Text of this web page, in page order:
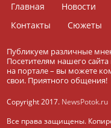
Главная Новости
Контакты
Сюжеты
Публикуем различные
Посетителям нашего
на портале – вы можете
свои. Приятного общения!
Copyright 2017. NewsPotok.ru
Все права защищены.